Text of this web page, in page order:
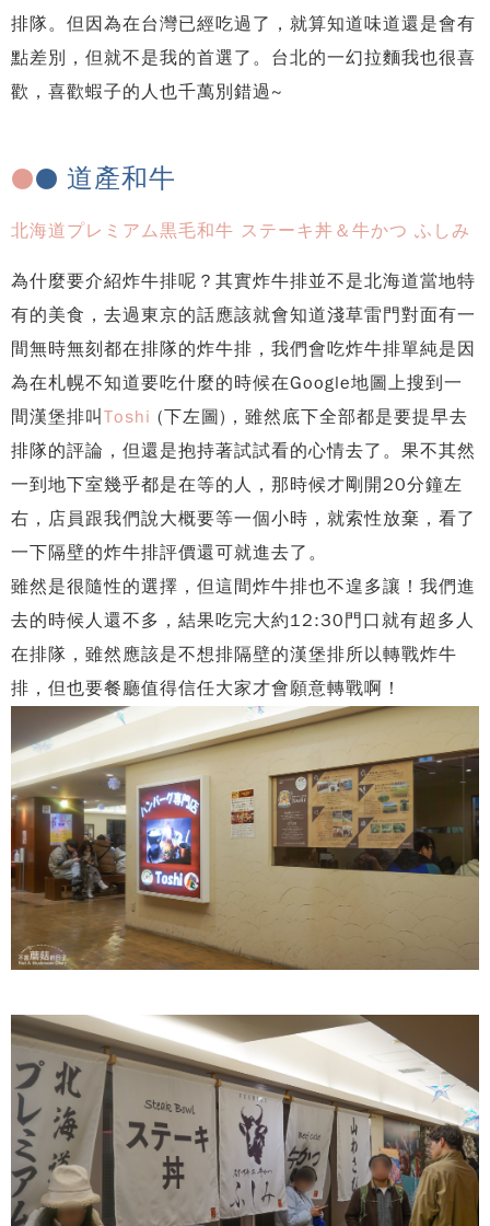
排隊。但因為在台灣已經吃過了，就算知道味道還是會有
點差別，但就不是我的首選了。台北的一幻拉麵我也很喜
歡，喜歡蝦子的人也千萬別錯過~
●● 道產和牛
北海道プレミアム黒毛和牛 ステーキ丼＆牛かつ ふしみ
為什麼要介紹炸牛排呢？其實炸牛排並不是北海道當地特
有的美食，去過東京的話應該就會知道淺草雷門對面有一
間無時無刻都在排隊的炸牛排，我們會吃炸牛排單純是因
為在札幌不知道要吃什麼的時候在Google地圖上搜到一
間漢堡排叫 Toshi (下左圖)，雖然底下全部都是要提早去
排隊的評論，但還是抱持著試試看的心情去了。果不其然
一到地下室幾乎都是在等的人，那時候才剛開20分鐘左
右，店員跟我們說大概要等一個小時，就索性放棄，看了
一下隔壁的炸牛排評價還可就進去了。
雖然是很隨性的選擇，但這間炸牛排也不遑多讓！我們進
去的時候人還不多，結果吃完大約12:30門口就有超多人
在排隊，雖然應該是不想排隔壁的漢堡排所以轉戰炸牛
排，但也要餐廳值得信任大家才會願意轉戰啊！